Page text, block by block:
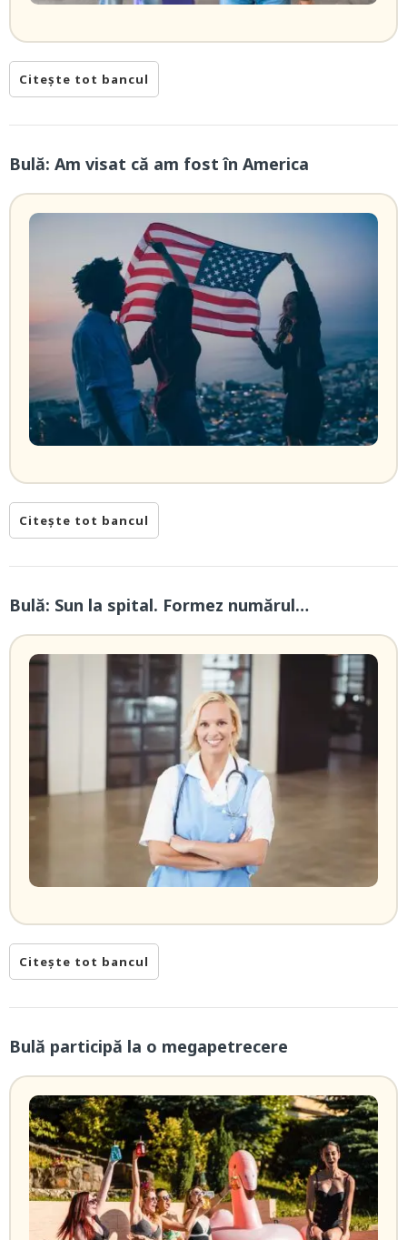
Citește tot bancul
Bulă: Am visat că am fost în America
Citește tot bancul
Bulă: Sun la spital. Formez numărul…
Citește tot bancul
Bulă participă la o megapetrecere